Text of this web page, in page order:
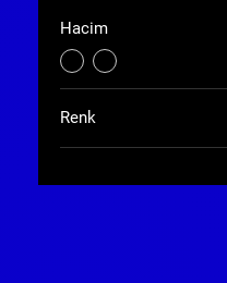
Hacim
Renk